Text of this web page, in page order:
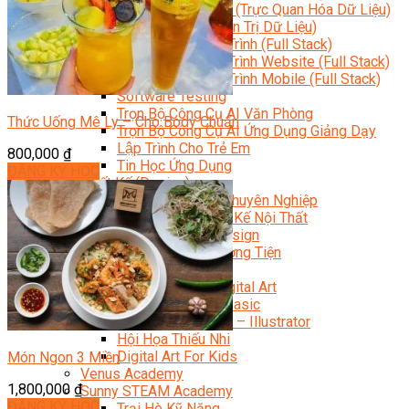
Data Visualization (Trực Quan Hóa Dữ Liệu)
Data System (Quản Trị Dữ Liệu)
Chuyên Viên Lập Trình (Full Stack)
Chuyên Viên Lập Trình Website (Full Stack)
Chuyên Viên Lập Trình Mobile (Full Stack)
Software Testing
Trọn Bộ Công Cụ AI Văn Phòng
Trọn Bộ Công Cụ AI Ứng Dụng Giảng Dạy
Lập Trình Cho Trẻ Em
Tin Học Ứng Dụng
Thiết Kế (Design)
Thiết Kế Đồ Họa Chuyên Nghiệp
Chuyên Viên Thiết Kế Nội Thất
3D Game Art & Design
Mỹ Thuật Đa Phương Tiện
3D Animation
Mỹ Thuật Số – Digital Art
Motion Graphics Basic
Adobe Photoshop – Illustrator
Hội Họa Thiếu Nhi
Digital Art For Kids
Venus Academy
Sunny STEAM Academy
Thức Uống Mê Ly – Cho Body Chuẩn
800,000 ₫
Món Ngon 3 Miền
1,800,000 ₫